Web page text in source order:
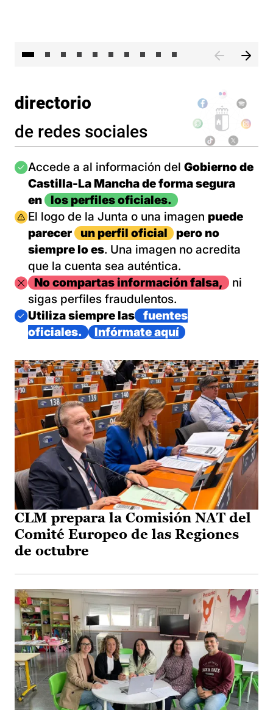
directorio
de redes sociales
Imagen
Accede a al información del Gobierno de
Castilla-La Mancha de forma segura
en
los perfiles oficiales.
Imagen
El logo de la Junta o una imagen puede
parecer
un perfil oficial
pero no
siempre lo es. Una imagen no acredita
que la cuenta sea auténtica.
ImagenNo compartas información falsa,
ni
sigas perfiles fraudulentos.
Imagen
Utiliza siempre las
fuentes
oficiales.
Infórmate aquí
CLM prepara la Comisión NAT del
Comité Europeo de las Regiones
de octubre